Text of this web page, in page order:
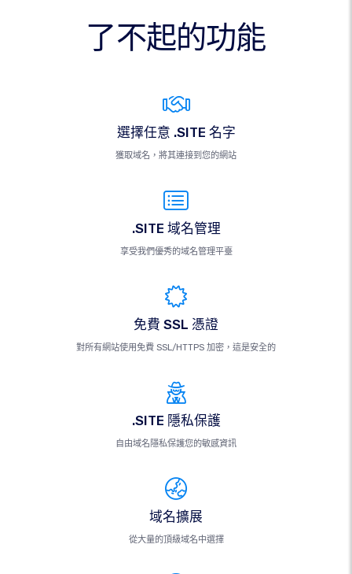
了不起的功能
選擇任意 .SITE 名字
獲取域名，將其連接到您的網站
.SITE 域名管理
享受我們優秀的域名管理平臺
免費 SSL 憑證
對所有網站使用免費 SSL/HTTPS 加密，這是安全的
.SITE 隱私保護
自由域名隱私保護您的敏感資訊
域名擴展
從大量的頂級域名中選擇